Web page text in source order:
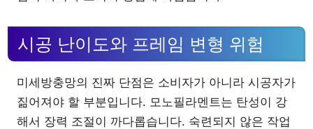
시공 난이도와 프레임 변형 위험
미세방충망의 진짜 단점은 소비자가 아니라 시공자가
짊어져야 할 부분입니다. 모노필라멘트는 탄성이 강
해서 장력 조절이 까다롭습니다. 숙련되지 않은 작업